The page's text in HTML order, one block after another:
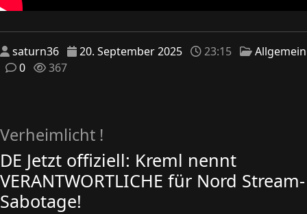
saturn36 20. September 2025 23:15
Allgemein
0
367
Verheimlicht !
DE Jetzt offiziell: Kreml nennt
VERANTWORTLICHE für Nord Stream-
Sabotage!